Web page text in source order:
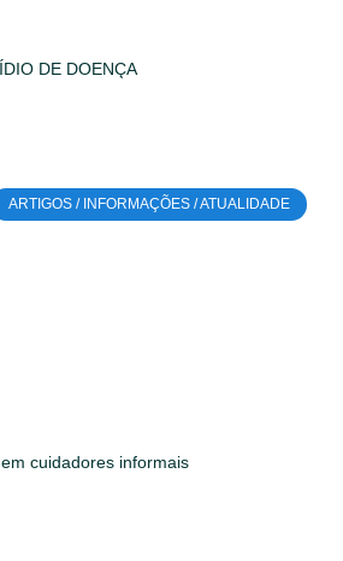
DE DOENÇA
ARTIGOS / INFORMAÇÕES / ATUALIDADE
cuidadores informais